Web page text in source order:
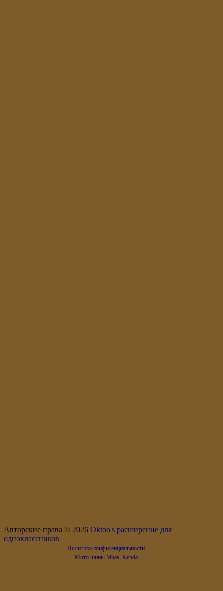
Авторские права © 2026 Oktools расширение для
одноклассников
Политика конфиденциальности
Мото шины Mitas, Kenda